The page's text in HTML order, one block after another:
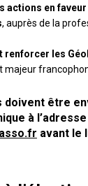
actions en
, auprès de la
renforcer les
majeur
doivent être
à
avant le